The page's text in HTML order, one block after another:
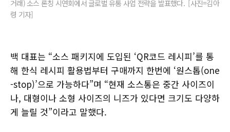
거래) 소스 론칭 시연회에서 글로벌 유통 사업 전략을 발표했다. [사진=김아
령 기자]
백 대표는 “소스 패키지에 도입된 ‘QR코드 레시피’를 통
해 한식 레시피 활용법부터 구매까지 한번에 ‘원스톱(one
-stop)’으로 가능하다”며 “현재 소스통은 중간 사이즈이
나, 대형이나 소형 사이즈의 니즈가 있다면 크기도 다양하
게 늘릴 것”이라고 말했다.